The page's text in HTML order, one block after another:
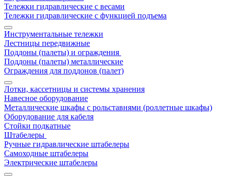
Тележки гидравлические с весами
Тележки гидравлические с функцией подъема
Инструментальные тележки
Лестницы передвижные
Поддоны (палеты) и ограждения
Поддоны (палеты) металлические
Ограждения для поддонов (палет)
Лотки, кассетницы и системы хранения
Навесное оборудование
Металлические шкафы с рольставнями (роллетные шкафы)
Оборудование для кабеля
Стойки подкатные
Штабелеры
Ручные гидравлические штабелеры
Самоходные штабелеры
Электрические штабелеры